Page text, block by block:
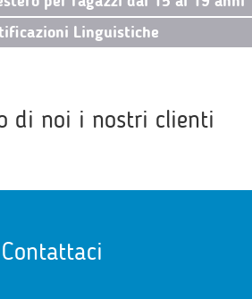
Linguistiche
di noi i nostri clienti
Contattaci